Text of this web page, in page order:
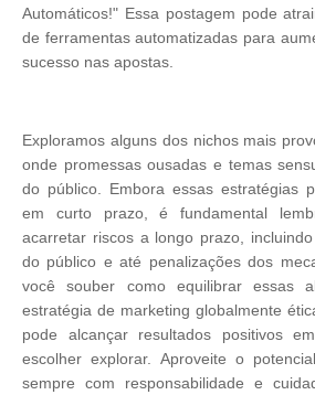
Automáticos!" Essa postagem pode
de ferramentas automatizadas para
sucesso nas apostas.
Exploramos alguns dos nichos mais
onde promessas ousadas e temas
do público. Embora essas estratégias
em curto prazo, é fundamental
acarretar riscos a longo prazo,
do público e até penalizações dos
você souber como equilibrar essas
estratégia de marketing globalmente
pode alcançar resultados positivos
escolher explorar. Aproveite o
sempre com responsabilidade e